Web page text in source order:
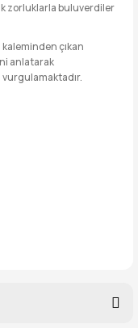
zorluklarla buluverdiler
çıkan
anlatarak